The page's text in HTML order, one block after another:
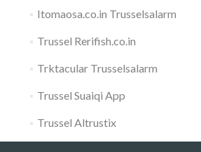
Itomaosa.co.in Trusselsalarm
Trussel Rerifish.co.in
Trktacular Trusselsalarm
Trussel Suaiqi App
Trussel Altrustix